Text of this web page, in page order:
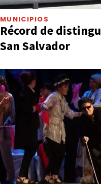
MUNICIPIOS
Récord de
San Salvador